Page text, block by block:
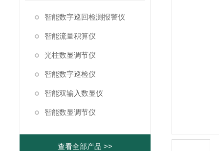
智能数字巡回检测报警仪
智能流量积算仪
光柱数显调节仪
智能数字巡检仪
智能双输入数显仪
智能数显调节仪
查看全部产品 >>